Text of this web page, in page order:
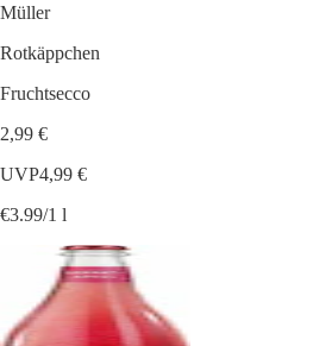
Müller
Rotkäppchen
Fruchtsecco
2,99 €
UVP4,99 €
€3.99/1 l